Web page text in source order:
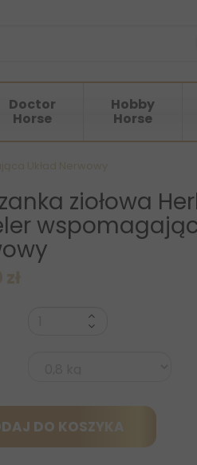
Doctor
Horse
Hobby
Horse
ziołowa
DO KOSZYKA